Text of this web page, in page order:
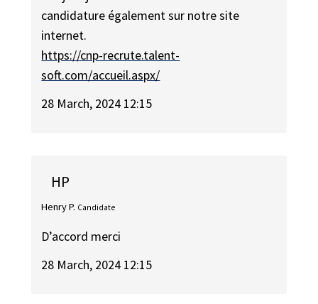
candidature également sur notre site
internet.
https://cnp-recrute.talent-
soft.com/accueil.aspx/
28 March, 2024 12:15
HP
Henry P. Candidate
D’accord merci
28 March, 2024 12:15